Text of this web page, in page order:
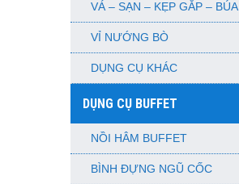
VÁ – SẠN – KẸP GẮP – BÚA
VỈ NƯỚNG BÒ
DỤNG CỤ KHÁC
DỤNG CỤ BUFFET
NỒI HÂM BUFFET
BÌNH ĐỰNG NGŨ CỐC